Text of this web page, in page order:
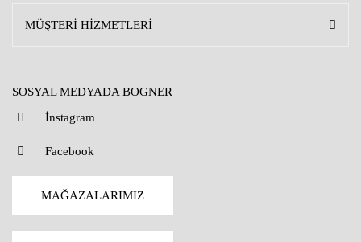
MÜŞTERİ HİZMETLERİ
SOSYAL MEDYADA BOGNER
İnstagram
Facebook
MAĞAZALARIMIZ